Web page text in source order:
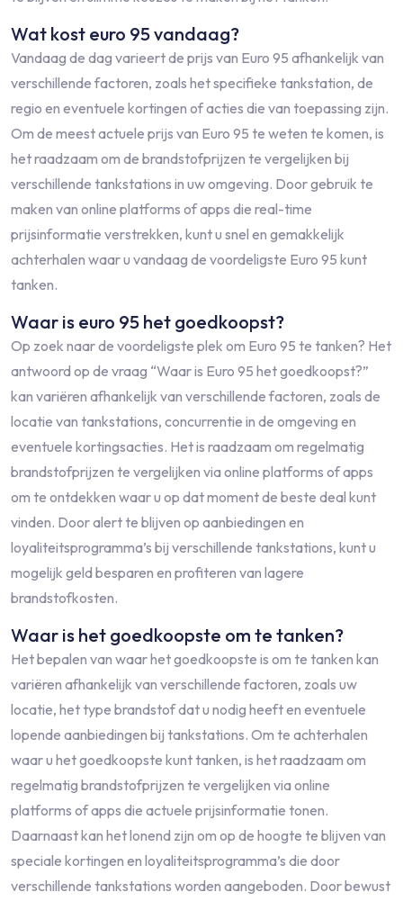
Wat kost euro 95 vandaag?
Vandaag de dag varieert de prijs van Euro 95 afhankelijk van
verschillende factoren, zoals het specifieke tankstation, de
regio en eventuele kortingen of acties die van toepassing zijn.
Om de meest actuele prijs van Euro 95 te weten te komen, is
het raadzaam om de brandstofprijzen te vergelijken bij
verschillende tankstations in uw omgeving. Door gebruik te
maken van online platforms of apps die real-time
prijsinformatie verstrekken, kunt u snel en gemakkelijk
achterhalen waar u vandaag de voordeligste Euro 95 kunt
tanken.
Waar is euro 95 het goedkoopst?
Op zoek naar de voordeligste plek om Euro 95 te tanken? Het
antwoord op de vraag “Waar is Euro 95 het goedkoopst?”
kan variëren afhankelijk van verschillende factoren, zoals de
locatie van tankstations, concurrentie in de omgeving en
eventuele kortingsacties. Het is raadzaam om regelmatig
brandstofprijzen te vergelijken via online platforms of apps
om te ontdekken waar u op dat moment de beste deal kunt
vinden. Door alert te blijven op aanbiedingen en
loyaliteitsprogramma’s bij verschillende tankstations, kunt u
mogelijk geld besparen en profiteren van lagere
brandstofkosten.
Waar is het goedkoopste om te tanken?
Het bepalen van waar het goedkoopste is om te tanken kan
variëren afhankelijk van verschillende factoren, zoals uw
locatie, het type brandstof dat u nodig heeft en eventuele
lopende aanbiedingen bij tankstations. Om te achterhalen
waar u het goedkoopste kunt tanken, is het raadzaam om
regelmatig brandstofprijzen te vergelijken via online
platforms of apps die actuele prijsinformatie tonen.
Daarnaast kan het lonend zijn om op de hoogte te blijven van
speciale kortingen en loyaliteitsprogramma’s die door
verschillende tankstations worden aangeboden. Door bewust